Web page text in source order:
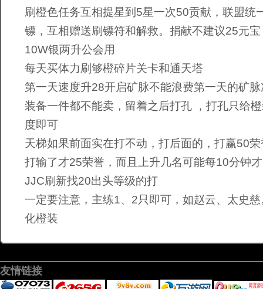
刷橙色任务互相提星到5星一次50贡献，联盟统
镖，互相赠送刷镖符和解救。捐献不建议25元
10W银两升公会用
每天买体力刷够橙碎片关卡和通天塔
第一天速度升28开启矿脉不能浪费第一天的矿
装备一件都不能卖，留着之后打孔 ，打孔只给
度即可
天梯如果前面实在打不动，打后面的，打赢50
打输了才25荣誉，而且上升几名可能每10分钟
JJC刷新找20出头等级的打
一定要注意，主练1、2只即可，如赵云、太史
化橙装
友情链接